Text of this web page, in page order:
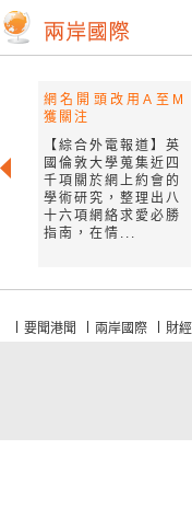
網名開頭改用A至M
獲關注
【綜合外電報道】英
國倫敦大學蒐集近四
千項關於網上約會的
學術研究，整理出八
十六項網絡求愛必勝
指南，在情...
要聞港聞 兩岸國際 財經